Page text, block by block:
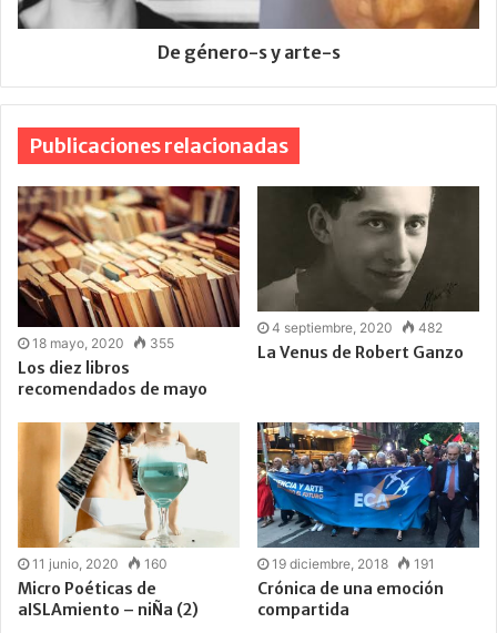
De género-s y arte-s
Publicaciones relacionadas
18 mayo, 2020 355
Los diez libros
recomendados de mayo
4 septiembre, 2020 482
La Venus de Robert Ganzo
11 junio, 2020 160
Micro Poéticas de
aISLAmiento – niÑa (2)
19 diciembre, 2018 191
Crónica de una emoción
compartida